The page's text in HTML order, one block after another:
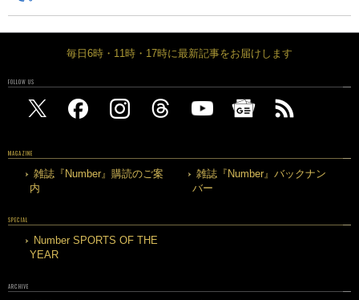
毎日6時・11時・17時に最新記事をお届けします
FOLLOW US
MAGAZINE
雑誌『Number』購読のご案
内
雑誌『Number』バックナン
バー
SPECIAL
Number SPORTS OF THE
YEAR
ARCHIVE